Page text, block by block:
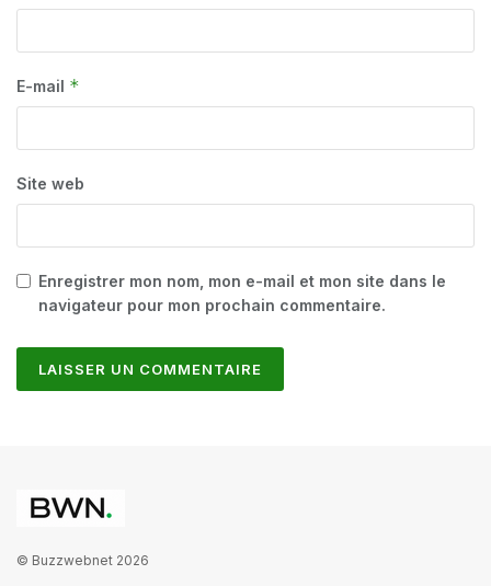
E-mail *
Site web
Enregistrer mon nom, mon e-mail et mon site dans le
navigateur pour mon prochain commentaire.
© Buzzwebnet 2026